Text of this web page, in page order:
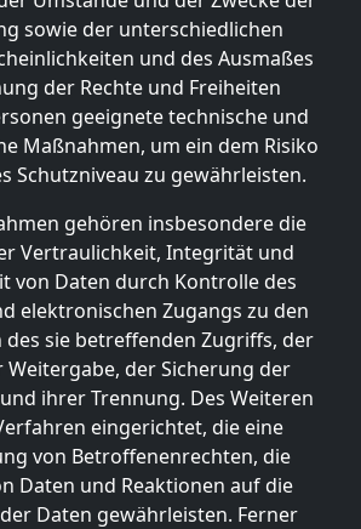
sowie der unterschiedlichen
und des Ausmaßes
der Rechte und Freiheiten
geeignete technische und
Maßnahmen, um ein dem Risiko
Schutzniveau zu gewährleisten.
gehören insbesondere die
Vertraulichkeit, Integrität und
von Daten durch Kontrolle des
elektronischen Zugangs zu den
des sie betreffenden Zugriffs, der
Weitergabe, der Sicherung der
ihrer Trennung. Des Weiteren
eingerichtet, die eine
von Betroffenenrechten, die
Daten und Reaktionen auf die
Daten gewährleisten. Ferner